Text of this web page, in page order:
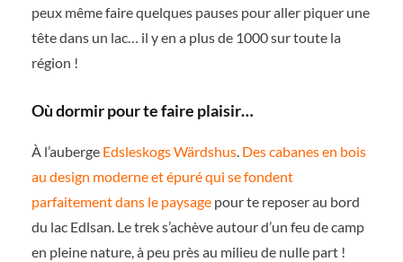
peux même faire quelques pauses pour aller piquer une
tête dans un lac… il y en a plus de 1000 sur toute la
région !
Où dormir pour te faire plaisir…
À l’auberge Edsleskogs Wärdshus. Des cabanes en bois
au design moderne et épuré qui se fondent
parfaitement dans le paysage pour te reposer au bord
du lac Edlsan. Le trek s’achève autour d’un feu de camp
en pleine nature, à peu près au milieu de nulle part !